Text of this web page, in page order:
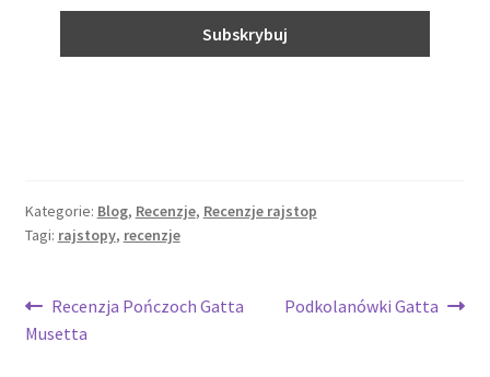
Kategorie: Blog, Recenzje, Recenzje rajstop
Tagi: rajstopy, recenzje
Recenzja Pończoch Gatta
Musetta
Podkolanówki Gatta